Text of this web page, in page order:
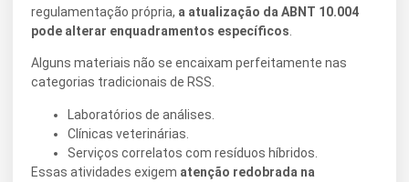
regulamentação própria, a atualização da ABNT 10.004
pode alterar enquadramentos específicos
Alguns materiais não se encaixam perfeitamente nas
categorias tradicionais de RSS.
Laboratórios de análises.
Clínicas veterinárias.
Serviços correlatos com resíduos híbridos.
Essas atividades exigem atenção redobrada na